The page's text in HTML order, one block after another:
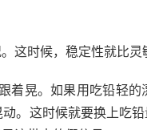
这时候，稳定性就比灵
着晃。如果用吃铅轻的
。这时候就要换上吃